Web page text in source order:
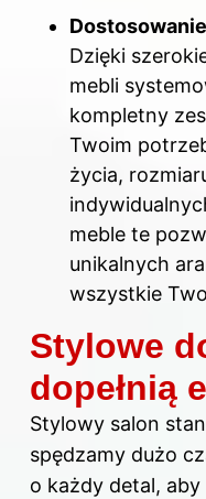
Dzięki
mebli
kompletny
Twoim
życia,
meble te
unikalnych
wszystkie
Stylowe
dopełnią
Stylowy salon
spędzamy dużo
o każdy detal,